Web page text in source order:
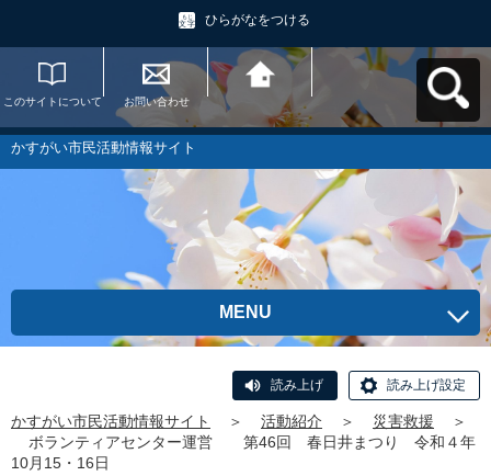
ひらがなをつける
このサイトについて お問い合わせ
かすがい市民活動情
報サイトへ戻る
かすがい市民活動情報サイト
MENU
読み上げ 読み上げ設定
かすがい市民活動情報サイト ＞ 活動紹介 ＞ 災害救援
＞
ボランティアセンター運営 第46回 春日井まつり 令和４年
10月15・16日